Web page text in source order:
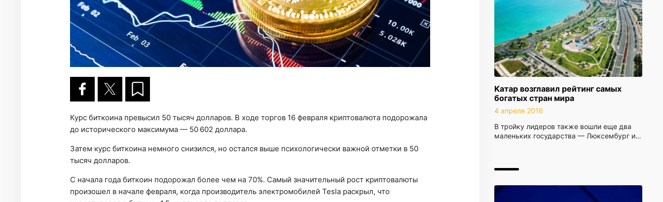
Катар возглавил рейтинг самых
богатых стран мира
4 апреля 2016
В тройку лидеров также вошли еще два
маленьких государства — Люксембург и…
Курс биткоина превысил 50 тысяч долларов. В ходе торгов 16 февраля криптовалюта подорожала
до исторического максимума — 50 602 доллара.
Затем курс биткоина немного снизился, но остался выше психологически важной отметки в 50
тысяч долларов.
С начала года биткоин подорожал более чем на 70%. Самый значительный рост криптовалюты
произошел в начале февраля, когда производитель электромобилей Tesla раскрыл, что